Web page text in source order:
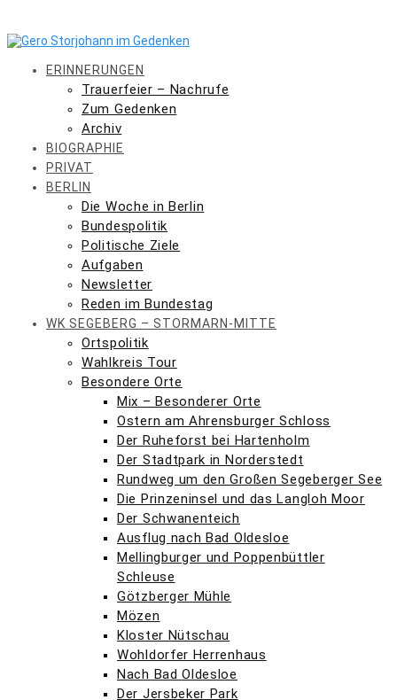
content
ERINNERUNGEN
Trauerfeier – Nachrufe
Zum Gedenken
Archiv
BIOGRAPHIE
PRIVAT
BERLIN
Die Woche in Berlin
Bundespolitik
Politische Ziele
Aufgaben
Newsletter
Reden im Bundestag
WK SEGEBERG – STORMARN-MITTE
Ortspolitik
Wahlkreis Tour
Besondere Orte
Mix – Besonderer Orte
Ostern am Ahrensburger Schloss
Der Ruheforst bei Hartenholm
Der Stadtpark in Norderstedt
Rundweg um den Großen Segeberger See
Die Prinzeninsel und das Langloh Moor
Der Schwanenteich
Ausflug nach Bad Oldesloe
Mellingburger und Poppenbüttler
Schleuse
Götzberger Mühle
Mözen
Kloster Nütschau
Wohldorfer Herrenhaus
Nach Bad Oldesloe
Der Jersbeker Park